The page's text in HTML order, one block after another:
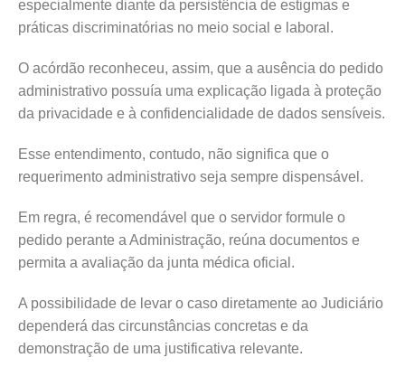
especialmente diante da persistência de estigmas e
práticas discriminatórias no meio social e laboral.
O acórdão reconheceu, assim, que a ausência do pedido
administrativo possuía uma explicação ligada à proteção
da privacidade e à confidencialidade de dados sensíveis.
Esse entendimento, contudo, não significa que o
requerimento administrativo seja sempre dispensável.
Em regra, é recomendável que o servidor formule o
pedido perante a Administração, reúna documentos e
permita a avaliação da junta médica oficial.
A possibilidade de levar o caso diretamente ao Judiciário
dependerá das circunstâncias concretas e da
demonstração de uma justificativa relevante.